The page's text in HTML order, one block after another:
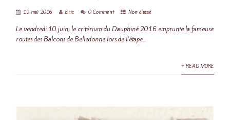
19 mai 2016 Eric 0 Comment Non classé
Le vendredi 10 juin, le critérium du Dauphiné 2016 emprunte la fameuse
routes des Balcons de Belledonne lors de l’étape...
+ READ MORE